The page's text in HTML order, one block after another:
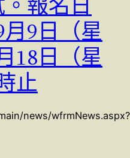
9日（星
18日（星
止
news/wfrmNews.aspx?